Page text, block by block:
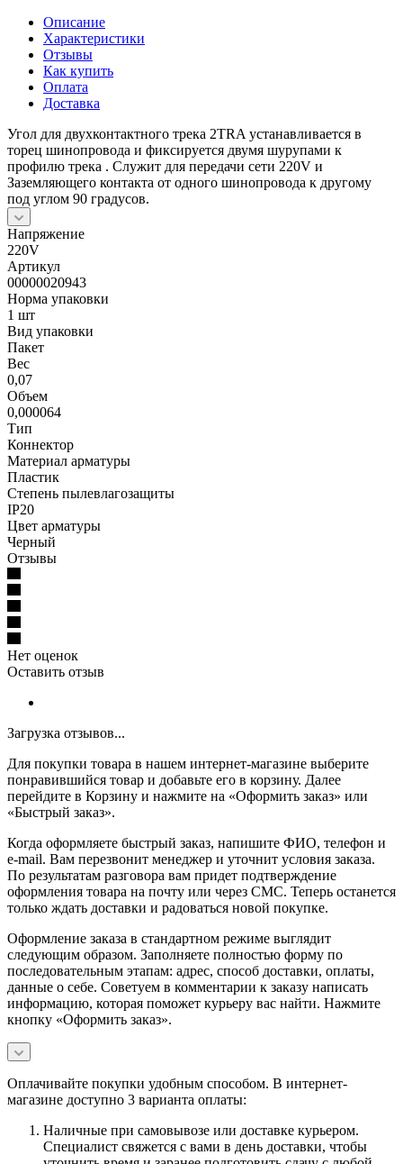
Описание
Характеристики
Отзывы
Как купить
Оплата
Доставка
Угол для двухконтактного трека 2TRA устанавливается в
торец шинопровода и фиксируется двумя шурупами к
профилю трека . Служит для передачи сети 220V и
Заземляющего контакта от одного шинопровода к другому
под углом 90 градусов.
Напряжение
220V
Артикул
00000020943
Норма упаковки
1 шт
Вид упаковки
Пакет
Вес
0,07
Объем
0,000064
Тип
Коннектор
Материал арматуры
Пластик
Степень пылевлагозащиты
IP20
Цвет арматуры
Черный
Отзывы
Нет оценок
Оставить отзыв
Загрузка отзывов...
Для покупки товара в нашем интернет-магазине выберите
понравившийся товар и добавьте его в корзину. Далее
перейдите в Корзину и нажмите на «Оформить заказ» или
«Быстрый заказ».
Когда оформляете быстрый заказ, напишите ФИО, телефон и
e-mail. Вам перезвонит менеджер и уточнит условия заказа.
По результатам разговора вам придет подтверждение
оформления товара на почту или через СМС. Теперь останется
только ждать доставки и радоваться новой покупке.
Оформление заказа в стандартном режиме выглядит
следующим образом. Заполняете полностью форму по
последовательным этапам: адрес, способ доставки, оплаты,
данные о себе. Советуем в комментарии к заказу написать
информацию, которая поможет курьеру вас найти. Нажмите
кнопку «Оформить заказ».
Оплачивайте покупки удобным способом. В интернет-
магазине доступно 3 варианта оплаты:
Наличные при самовывозе или доставке курьером.
Специалист свяжется с вами в день доставки, чтобы